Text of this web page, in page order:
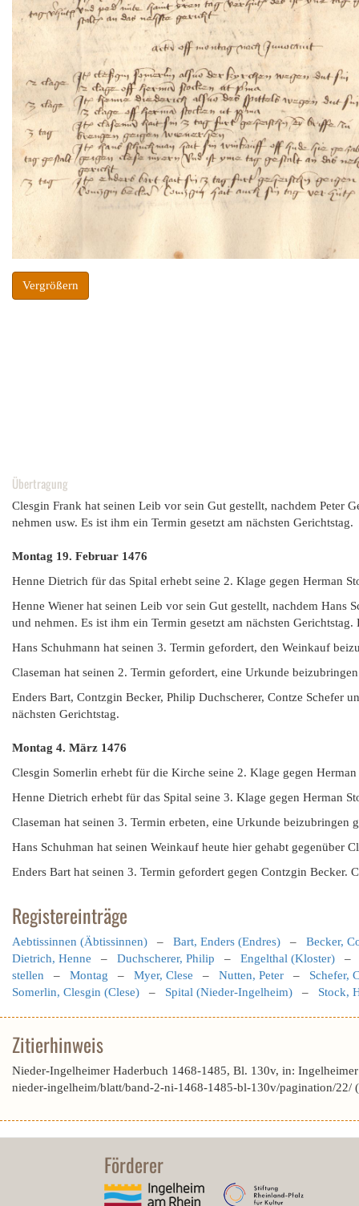
Vergrößern
Übertragung
Clesgin Frank hat seinen Leib vor sein Gut gestellt, nachdem Peter
nehmen usw. Es ist ihm ein Termin gesetzt am nächsten Gerichtstag.
Montag 19. Februar 1476
Henne Dietrich für das Spital erhebt seine 2. Klage gegen Herman
Henne Wiener hat seinen Leib vor sein Gut gestellt, nachdem
und nehmen. Es ist ihm ein Termin gesetzt am nächsten Gerichtstag.
Hans Schuhmann hat seinen 3. Termin gefordert, den Weinkauf
Claseman hat seinen 2. Termin gefordert, eine Urkunde
Enders Bart, Contzgin Becker, Philip Duchscherer, Contze Schefer
nächsten Gerichtstag.
Montag 4. März 1476
Clesgin Somerlin erhebt für die Kirche seine 2. Klage gegen Herman
Henne Dietrich erhebt für das Spital seine 3. Klage gegen Herman
Claseman hat seinen 3. Termin erbeten, eine Urkunde beizubringen
Hans Schuhman hat seinen Weinkauf heute hier gehabt gegenüber
Enders Bart hat seinen 3. Termin gefordert gegen Contzgin Becker.
Registereinträge
Aebtissinnen (Äbtissinnen) – Bart, Enders (Endres) – Becker,
Dietrich, Henne – Duchscherer, Philip – Engelthal (Kloster)
stellen – Montag – Myer, Clese – Nutten, Peter – Schefer,
Somerlin, Clesgin (Clese) – Spital (Nieder-Ingelheim) – Stock,
Zitierhinweis
Nieder-Ingelheimer Haderbuch 1468-1485, Bl. 130v, in:
nieder-ingelheim/blatt/band-2-ni-1468-1485-bl-130v/pagination/22/
Förderer